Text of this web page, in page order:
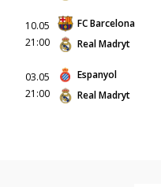
10.05
21:00
FC Barcelona
Real Madryt
03.05
21:00
Espanyol
Real Madryt